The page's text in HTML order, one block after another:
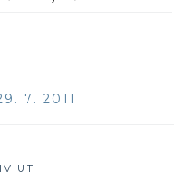
7. 2011
UT